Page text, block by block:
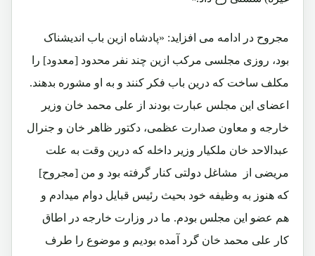
مجروح در ادامه می افزاید: «پادشاه ازین باب اندیشناک
بود، روزی مجلسی مرکب ازین چند نفر محدود [معدود] را
مکلف ساخت که درین باب فکر کنند و به او مشوره بدهند.
اعضای این مجلس عبارت بودند از علی محمد خان وزیر
خارجه و معاون صدارت عظمی، دکتور ظاهر خان و جنرال
عبدالاحد خان ملکیار وزیر داخله که درین وقت به علت
مریضی از مشاغل دولتی کنار گرفته بود و من [مجروح]
که هنوز به وظیفه خود بحیث رئیس قبایل دوام میدادم و
هم عضو این مجلس بودم. ما در وزارت خارجه در اطاق
کار علی محمد خان گرد آمده بودیم و موضوع را طرف